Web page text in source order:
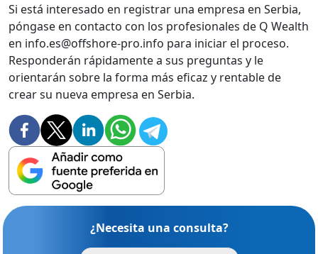
Si está interesado en registrar una empresa en Serbia,
póngase en contacto con los profesionales de Q Wealth
en info.es@offshore-pro.info para iniciar el proceso.
Responderán rápidamente a sus preguntas y le
orientarán sobre la forma más eficaz y rentable de
crear su nueva empresa en Serbia.
¿Necesita una consulta?